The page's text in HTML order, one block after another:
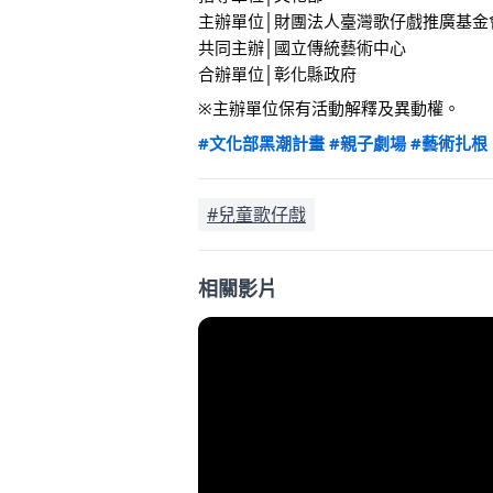
主辦單位│財團法人臺灣歌仔戲推廣基
共同主辦│國立傳統藝術中心
合辦單位│彰化縣政府
※主辦單位保有活動解釋及異動權。
#文化部黑潮計畫 #親子劇場 #藝術扎根
#兒童歌仔戲
相關影片